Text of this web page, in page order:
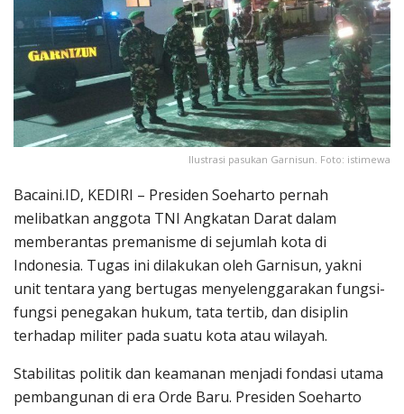
Ilustrasi pasukan Garnisun. Foto: istimewa
Bacaini.ID, KEDIRI – Presiden Soeharto pernah
melibatkan anggota TNI Angkatan Darat dalam
memberantas premanisme di sejumlah kota di
Indonesia. Tugas ini dilakukan oleh Garnisun, yakni
unit tentara yang bertugas menyelenggarakan fungsi-
fungsi penegakan hukum, tata tertib, dan disiplin
terhadap militer pada suatu kota atau wilayah.
Stabilitas politik dan keamanan menjadi fondasi utama
pembangunan di era Orde Baru. Presiden Soeharto